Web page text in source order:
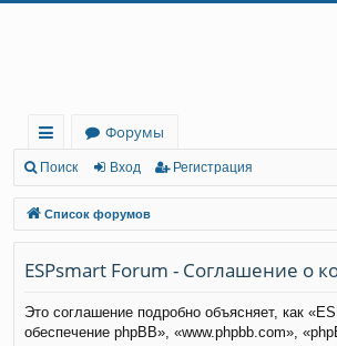
с
ы
лк
и
Форумы
Поиск Вход Регистрация
Список форумов
ESPsmart Forum - Соглашение о
Это соглашение подробно объясняет, как
обеспечение phpBB», «www.phpbb.com»,